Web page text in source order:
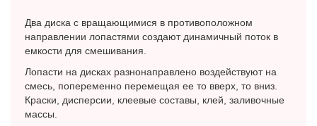
Два диска с вращающимися в противоположном
направлении лопастями создают динамичный поток в
емкости для смешивания.
Лопасти на дисках разнонаправлено воздействуют на
смесь, попеременно перемещая ее то вверх, то вниз.
Краски, дисперсии, клеевые составы, клей, заливочные
массы.